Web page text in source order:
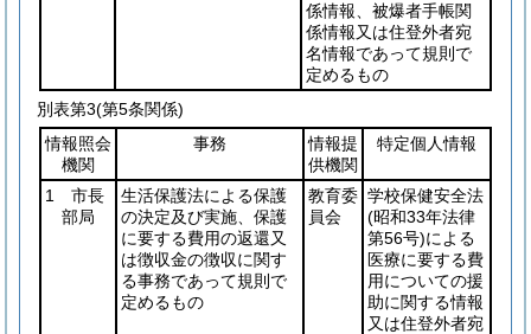
係情報、被爆者手帳関
係情報又は住登外者宛
名情報であって規則で
定めるもの
別表第3(第5条関係)
情報照会
機関
事務
情報提
供機関
特定個人情報
1 市長
部局
生活保護法による保護
の決定及び実施、保護
に要する費用の返還又
は徴収金の徴収に関す
る事務であって規則で
定めるもの
教育委
員会
学校保健安全法
(昭和33年法律
第56号)による
医療に要する費
用についての援
助に関する情報
又は住登外者宛